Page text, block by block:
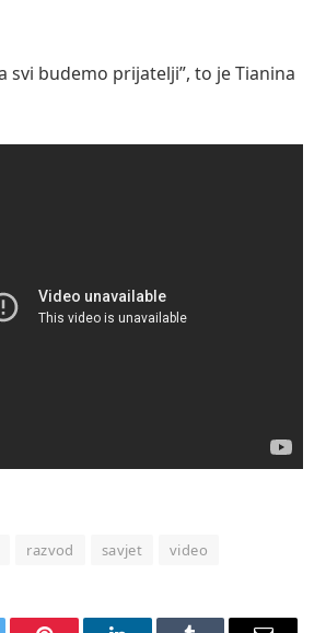
svi budemo prijatelji”, to je Tianina
razvod savjet video